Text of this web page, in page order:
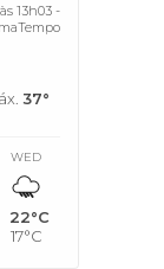
13h03 -
37°
WED
22°C
17°C